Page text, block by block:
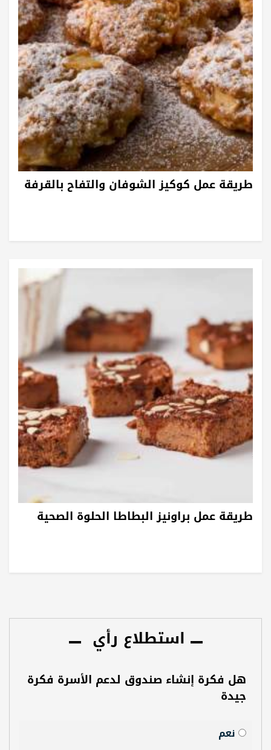
طريقة عمل كوكيز الشوفان والتفاح بالقرفة
طريقة عمل براونيز البطاطا الحلوة الصحية
استطلاع رأي
هل فكرة إنشاء صندوق لدعم الأسرة فكرة
جيدة
نعم